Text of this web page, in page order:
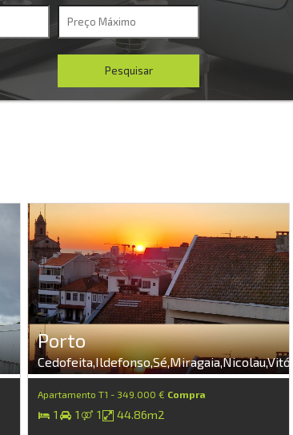
Porto
Apartamento T1 - 349.000 € Compra
1 1 1 44.86m2